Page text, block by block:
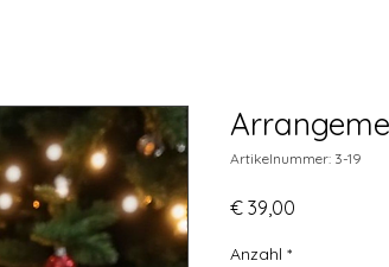
Artikelnummer: 3-19
€ 39,00
Anzahl *